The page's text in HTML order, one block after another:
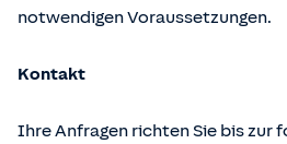
notwendigen Voraussetzungen.
Kontakt
Ihre Anfragen richten Sie bis zur